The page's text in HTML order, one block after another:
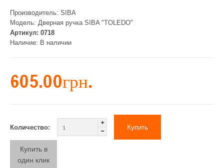
Производитель: SIBA
Модель: Дверная ручка SIBA "TOLEDO"
Артикул: 0718
Наличие: В наличии
605.00грн.
Количество:
Купить в
один клик